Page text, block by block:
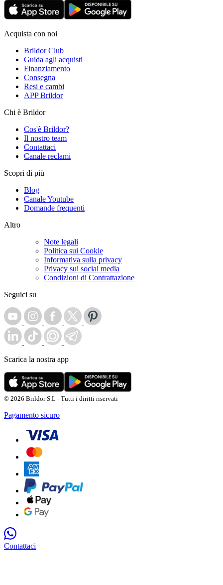
Acquista con noi
Brildor Club
Guida agli acquisti
Finanziamento
Consegna
Resi e cambi
APP Brildor
Chi è Brildor
Cos'è Brildor?
Il nostro team
Contattaci
Canale reclami
Scopri di più
Blog
Canale Youtube
Domande frequenti
Altro
Note legali
Politica sui Cookie
Informativa sulla privacy
Privacy sui social media
Condizioni di Contrattazione
Seguici su
Scarica la nostra app
© 2026 Brildor S.L - Tutti i diritti riservati
Pagamento sicuro
Contattaci